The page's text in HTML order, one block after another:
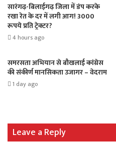
सारंगढ़-बिलाईगढ़ जिला में डंप करके
रखा रेत के दर में लगी आग! 3000
रूपये प्रति ट्रेक्टर?
4 hours ago
समरसता अभियान से बौखलाई कांग्रेस
की संकीर्ण मानसिकता उजागर – वेदराम
1 day ago
Leave a Reply